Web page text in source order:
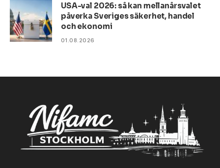
USA-val 2026: så kan mellanårsvalet
påverka Sveriges säkerhet, handel
och ekonomi
01.08.2026